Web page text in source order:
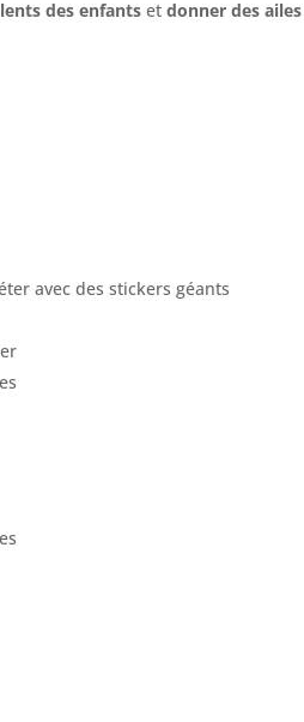
des enfants etdonner des
avec des stickers géants